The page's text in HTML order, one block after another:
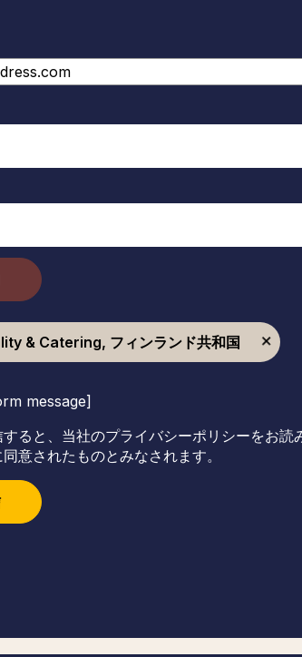
& Catering, フィンランド共和国
message]
ると、当社のプライバシーポリシーをお
意されたものとみなされます。